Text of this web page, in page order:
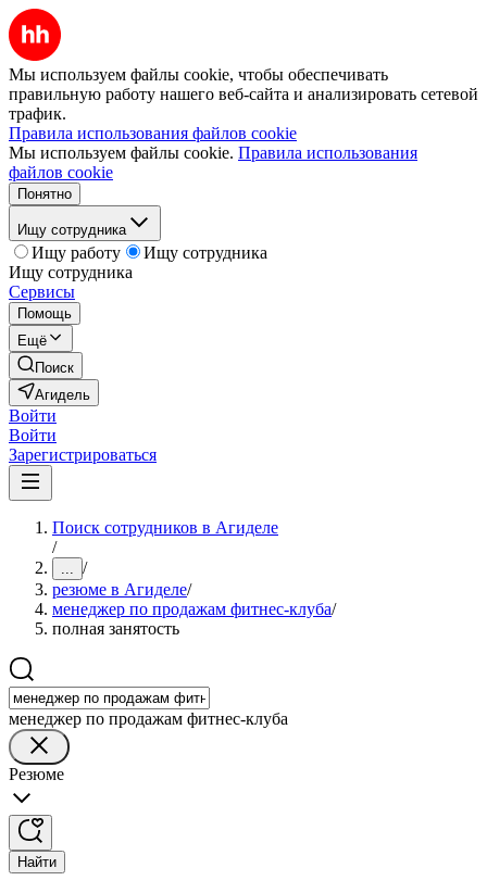
Мы используем файлы cookie, чтобы обеспечивать
правильную работу нашего веб-сайта и анализировать сетевой
трафик.
Правила использования файлов cookie
Мы используем файлы cookie. Правила использования
файлов cookie
Понятно
Ищу сотрудника
Ищу работу
Ищу сотрудника
Ищу сотрудника
Сервисы
Помощь
Ещё
Поиск
Агидель
Войти
Войти
Зарегистрироваться
Поиск сотрудников в Агиделе
/
... /
резюме в Агиделе/
менеджер по продажам фитнес-клуба/
полная занятость
менеджер по продажам фитнес-клуба
Резюме
Найти